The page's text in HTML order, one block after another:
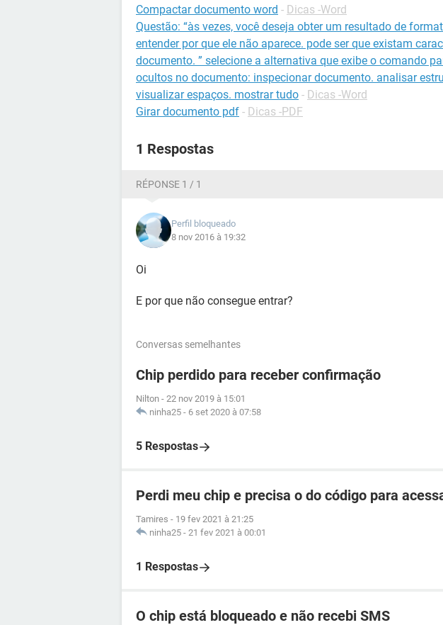
Compactar documento word - Dicas -Word
Questão: “às vezes, você deseja obter um resultado de
entender por que ele não aparece. pode ser que existam
documento. ” selecione a alternativa que exibe o comando
ocultos no documento: inspecionar documento. analisar
visualizar espaços. mostrar tudo - Dicas -Word
Girar documento pdf - Dicas -PDF
1 Respostas
RÉPONSE 1 / 1
Perfil bloqueado
8 nov 2016 à 19:32
Oi
E por que não consegue entrar?
Conversas semelhantes
Chip perdido para receber confirmação
Nilton - 22 nov 2019 à 15:01
ninha25 - 6 set 2020 à 07:58
5 Respostas
Perdi meu chip e precisa o do código para
Tamires - 19 fev 2021 à 21:25
ninha25 - 21 fev 2021 à 00:01
1 Respostas
O chip está bloqueado e não recebi SMS